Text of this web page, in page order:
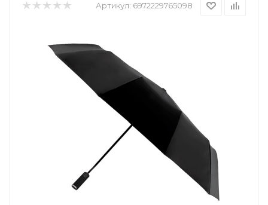
Артикул: 6972229765098